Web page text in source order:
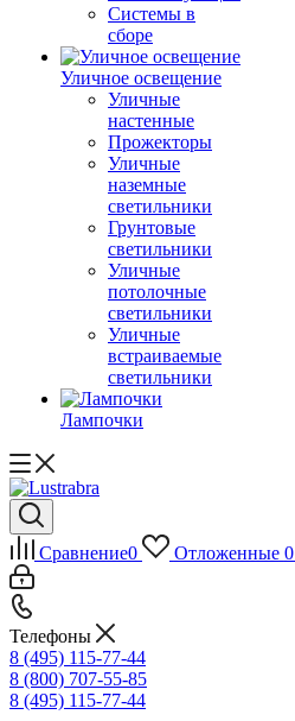
Системы в
сборе
Уличное освещение
Уличные
настенные
Прожекторы
Уличные
наземные
светильники
Грунтовые
светильники
Уличные
потолочные
светильники
Уличные
встраиваемые
светильники
Лампочки
Сравнение0 Отложенные 0
Телефоны
8 (495) 115-77-44
8 (800) 707-55-85
8 (495) 115-77-44